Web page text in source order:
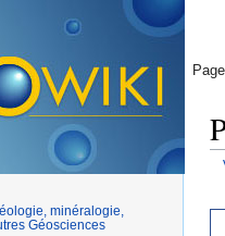
Page
minéralogie,
Géosciences